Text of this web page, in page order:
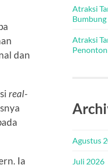
dan
real-
Ia
Atraksi
Atraksi
Agustus
Juli 2026